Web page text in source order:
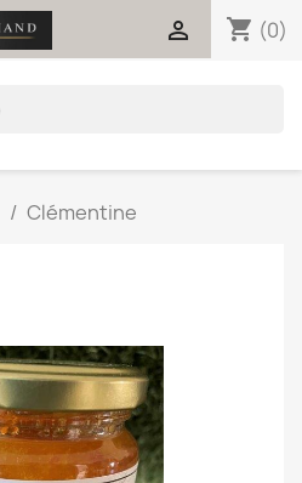
shopping_cart (0)

Clémentine